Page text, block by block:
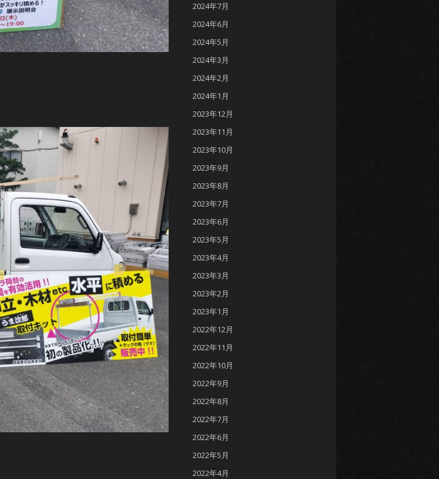
2024年7月
2024年6月
2024年5月
2024年3月
2024年2月
2024年1月
2023年12月
2023年11月
2023年10月
2023年9月
2023年8月
2023年7月
2023年6月
2023年5月
2023年4月
2023年3月
2023年2月
2023年1月
2022年12月
2022年11月
2022年10月
2022年9月
2022年8月
2022年7月
2022年6月
2022年5月
2022年4月